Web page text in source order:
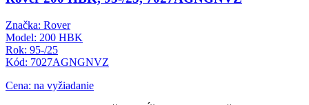
Značka: Rover
Model: 200 HBK
Rok: 95-/25
Kód: 7027AGNGNVZ
Cena: na vyžiadanie